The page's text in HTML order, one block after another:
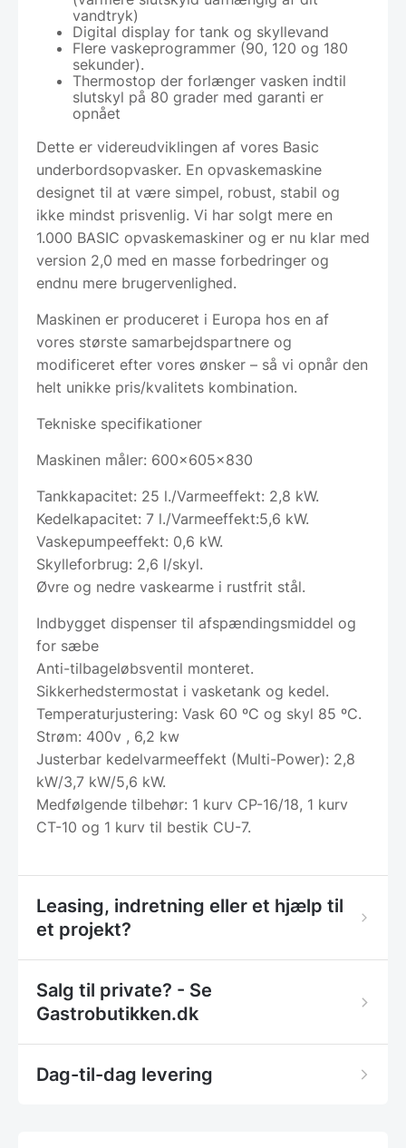
vandtryk)
Digital display for tank og skyllevand
Flere vaskeprogrammer (90, 120 og 180
sekunder).
Thermostop der forlænger vasken indtil
slutskyl på 80 grader med garanti er
opnået
Dette er videreudviklingen af vores Basic
underbordsopvasker. En opvaskemaskine
designet til at være simpel, robust, stabil og
ikke mindst prisvenlig. Vi har solgt mere en
1.000 BASIC opvaskemaskiner og er nu klar med
version 2,0 med en masse forbedringer og
endnu mere brugervenlighed.
Maskinen er produceret i Europa hos en af
vores største samarbejdspartnere og
modificeret efter vores ønsker – så vi opnår den
helt unikke pris/kvalitets kombination.
Tekniske specifikationer
Maskinen måler: 600x605x830
Tankkapacitet: 25 l./Varmeeffekt: 2,8 kW.
Kedelkapacitet: 7 l./Varmeeffekt:5,6 kW.
Vaskepumpeeffekt: 0,6 kW.
Skylleforbrug: 2,6 l/skyl.
Øvre og nedre vaskearme i rustfrit stål.
Indbygget dispenser til afspændingsmiddel og
for sæbe
Anti-tilbageløbsventil monteret.
Sikkerhedstermostat i vasketank og kedel.
Temperaturjustering: Vask 60 ºC og skyl 85 ºC.
Strøm: 400v , 6,2 kw
Justerbar kedelvarmeeffekt (Multi-Power): 2,8
kW/3,7 kW/5,6 kW.
Medfølgende tilbehør: 1 kurv CP-16/18, 1 kurv
CT-10 og 1 kurv til bestik CU-7.
Leasing, indretning eller et hjælp til
et projekt?
Salg til private? - Se
Gastrobutikken.dk
Dag-til-dag levering